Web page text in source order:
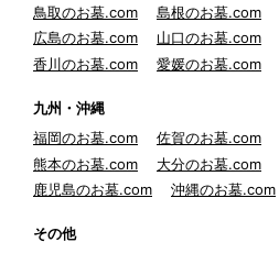
鳥取のお墓.com
島根のお墓.com
広島のお墓.com
山口のお墓.com
香川のお墓.com
愛媛のお墓.com
九州・沖縄
福岡のお墓.com
佐賀のお墓.com
熊本のお墓.com
大分のお墓.com
鹿児島のお墓.com
沖縄のお墓.com
その他